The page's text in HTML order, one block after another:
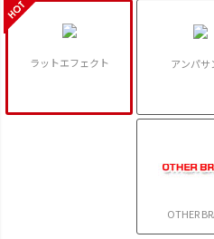
ラットエフェクト アンパサ
OTHER